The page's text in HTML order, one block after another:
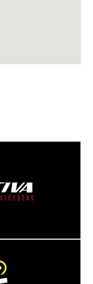
Av. C. 127 #45